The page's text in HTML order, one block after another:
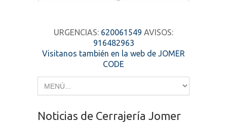
URGENCIAS: 620061549 AVISOS:
916482963
Visitanos también en la web de JOMER
CODE
Noticias de Cerrajería Jomer